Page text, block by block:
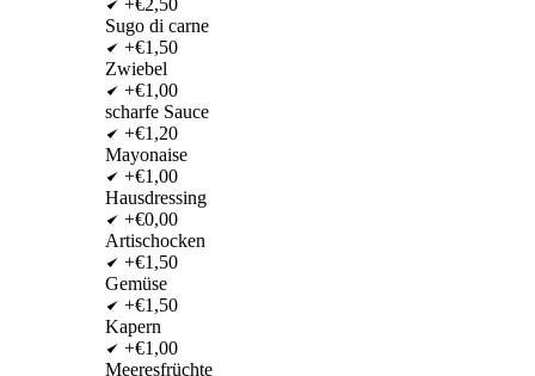
Sugo di carne
+€1,50
Zwiebel
+€1,00
scharfe Sauce
+€1,20
Mayonaise
+€1,00
Hausdressing
+€0,00
Artischocken
+€1,50
Gemüse
+€1,50
Kapern
+€1,00
Meeresfrüchte